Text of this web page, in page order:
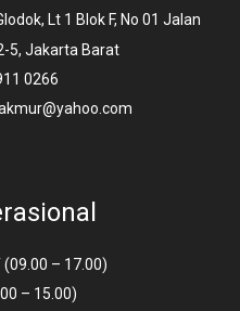
Lt 1 Blok F, No 01 Jalan
5, Jakarta Barat
0266
(09.00 – 17.00)
– 15.00)